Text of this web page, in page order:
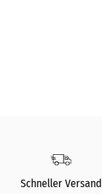
Schneller Versand